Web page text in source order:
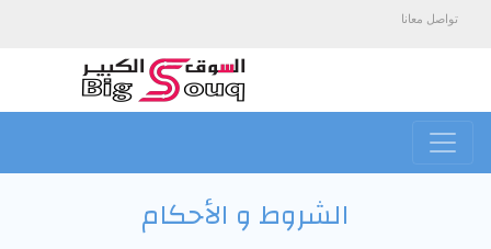
تواصل معانا
الشروط و الأحكام